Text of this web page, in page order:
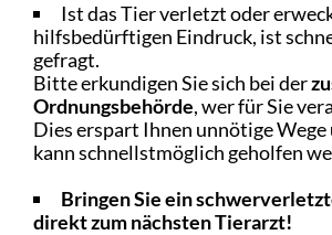
Ist das Tier verletzt oder
hilfsbedürftigen Eindruck, ist
gefragt.
Bitte erkundigen Sie sich bei der
Ordnungsbehörde, wer für Sie
Dies erspart Ihnen unnötige Wege
kann schnellstmöglich geholfen
Bringen Sie ein
direkt zum nächsten Tierarzt!